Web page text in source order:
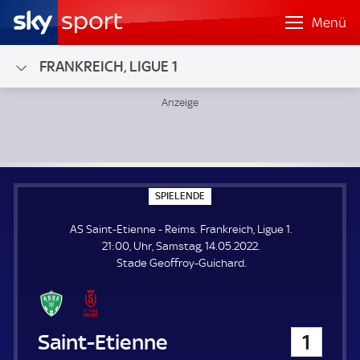
Menü
FRANKREICH, LIGUE 1
SPIELENDE
P
E
L
E
N
AS Saint-Etienne - Reims. Frankreich, Ligue 1.
21:00, Uhr, Samstag, 14.05.2022.
Stade Geoffroy-Guichard.
AS Saint-Etienne 1